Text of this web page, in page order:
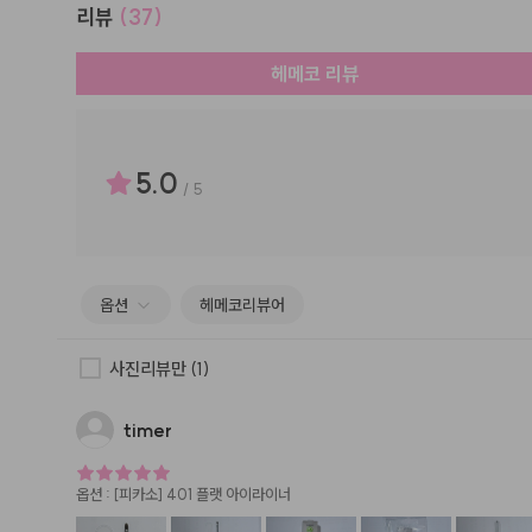
리뷰 (37)
헤메코 리뷰
5.0 / 5
옵션 헤메코리뷰어
사진리뷰만 (1)
timer
옵션 : [피카소] 401 플랫 아이라이너